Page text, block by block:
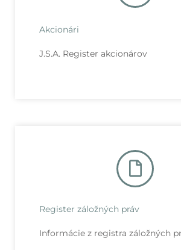
Akcionári
J.S.A. Register akcionárov
Register záložných práv
Informácie z registra záložných